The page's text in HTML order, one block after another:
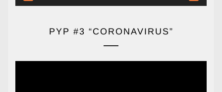
PYP #3 “CORONAVIRUS”